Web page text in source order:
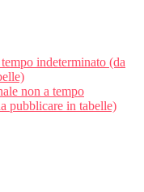
indeterminato (da
non a tempo
pubblicare in tabelle)